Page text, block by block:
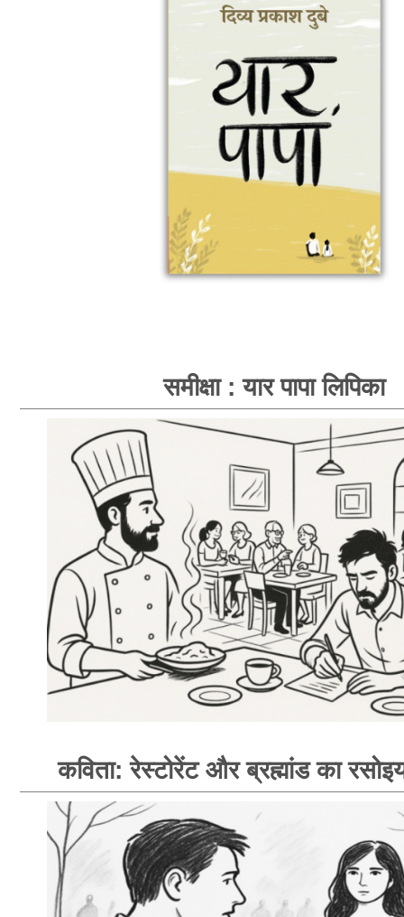
समीक्षा : यार पापा लिपिका
कविता: रेस्टोरेंट और ब्रह्मांड का